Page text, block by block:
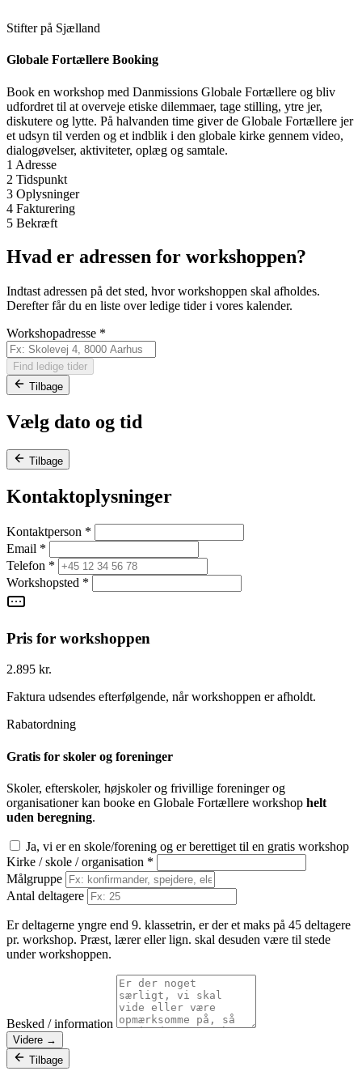
Stifter på Sjælland
Globale Fortællere Booking
Book en workshop med Danmissions Globale Fortællere og bliv
udfordret til at overveje etiske dilemmaer, tage stilling, ytre jer,
diskutere og lytte. På halvanden time giver de Globale Fortællere jer
et udsyn til verden og et indblik i den globale kirke gennem video,
dialogøvelser, aktiviteter, oplæg og samtale.
1 Adresse
2 Tidspunkt
3 Oplysninger
4 Fakturering
5 Bekræft
Hvad er adressen for workshoppen?
Indtast adressen på det sted, hvor workshoppen skal afholdes.
Derefter får du en liste over ledige tider i vores kalender.
Workshopadresse *
Find ledige tider
Tilbage
Vælg dato og tid
Tilbage
Kontaktoplysninger
Kontaktperson *
Email *
Telefon *
Workshopsted *
Pris for workshoppen
2.895 kr.
Faktura udsendes efterfølgende, når workshoppen er afholdt.
Rabatordning
Gratis for skoler og foreninger
Skoler, efterskoler, højskoler og frivillige foreninger og
organisationer kan booke en Globale Fortællere workshop helt
uden beregning.
Ja, vi er en skole/forening og er berettiget til en gratis workshop
Kirke / skole / organisation *
Målgruppe
Antal deltagere
Er deltagerne yngre end 9. klassetrin, er der et maks på 45 deltagere
pr. workshop. Præst, lærer eller lign. skal desuden være til stede
under workshoppen.
Besked / information
Videre →
Tilbage